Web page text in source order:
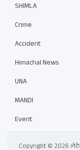
SHIMLA
Crime
Accident
Himachal News
UNA
MANDI
Event
Copyright © 2026